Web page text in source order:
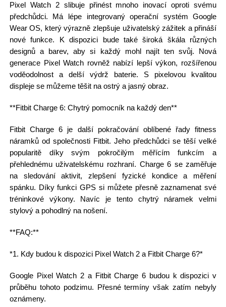
Pixel Watch 2 slibuje přinést mnoho inovací oproti svému
předchůdci. Má lépe integrovaný operační systém Google
Wear OS, který výrazně zlepšuje uživatelský zážitek a přináší
nové funkce. K dispozici bude také široká škála různých
designů a barev, aby si každý mohl najít ten svůj. Nová
generace Pixel Watch rovněž nabízí lepší výkon, rozšířenou
voděodolnost a delší výdrž baterie. S pixelovou kvalitou
displeje se můžeme těšit na ostrý a jasný obraz.
**Fitbit Charge 6: Chytrý pomocník na každý den**
Fitbit Charge 6 je další pokračování oblíbené řady fitness
náramků od společnosti Fitbit. Jeho předchůdci se těší velké
popularitě díky svým pokročilým měřícím funkcím a
přehlednému uživatelskému rozhraní. Charge 6 se zaměřuje
na sledování aktivit, zlepšení fyzické kondice a měření
spánku. Díky funkci GPS si můžete přesně zaznamenat své
tréninkové výkony. Navíc je tento chytrý náramek velmi
stylový a pohodlný na nošení.
**FAQ:**
*1. Kdy budou k dispozici Pixel Watch 2 a Fitbit Charge 6?*
Google Pixel Watch 2 a Fitbit Charge 6 budou k dispozici v
průběhu tohoto podzimu. Přesné termíny však zatím nebyly
oznámeny.